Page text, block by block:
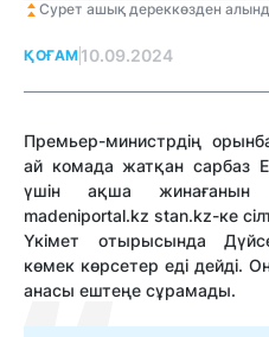
Сурет ашық дереккөзден
ҚОҒАМ 10.09.2024
Премьер-министрдің
ай комада жатқан сарбаз
үшін ақша жинағанын
madeniportal.kz stan.kz-ке
Үкімет отырысында
көмек көрсетер еді дейді.
анасы ештеңе сұрамады.